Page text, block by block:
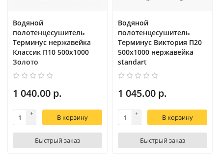
Водяной
полотенцесушитель
Терминус нержавейка
Классик П10 500х1000
Золото
1 040.00 р.
В корзину
Быстрый заказ
Водяной
полотенцесушитель
Терминус Виктория П20
500х1000 нержавейка
standart
1 045.00 р.
В корзину
Быстрый заказ